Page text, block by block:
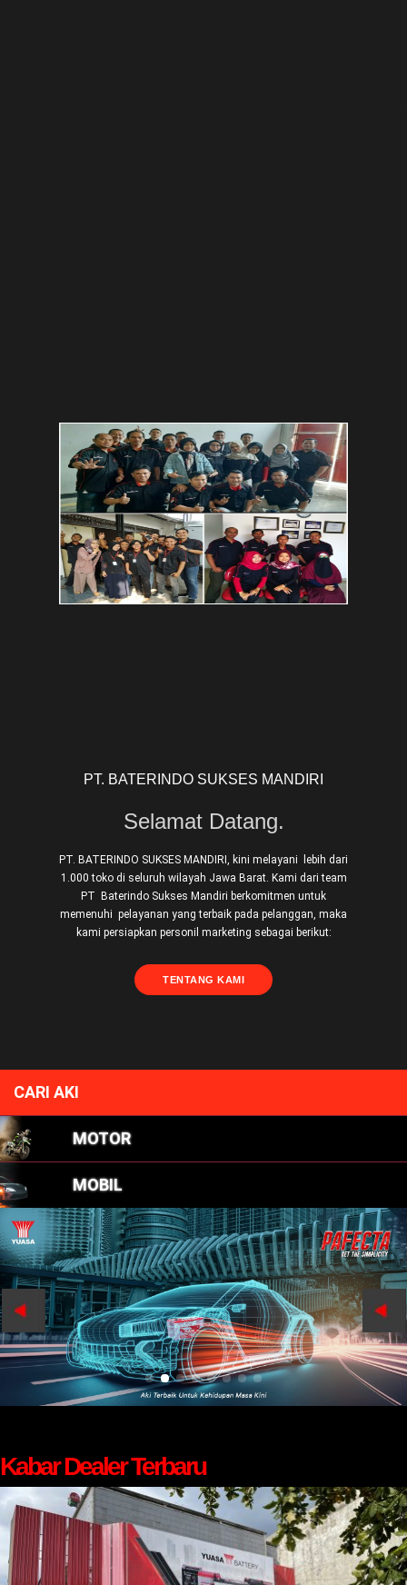
PT. BATERINDO SUKSES MANDIRI
Selamat Datang.
PT. BATERINDO SUKSES MANDIRI, kini melayani lebih dari
1.000 toko di seluruh wilayah Jawa Barat. Kami dari team
PT Baterindo Sukses Mandiri berkomitmen untuk
memenuhi pelayanan yang terbaik pada pelanggan, maka
kami persiapkan personil marketing sebagai berikut:
TENTANG KAMI
CARI AKI
MOTOR
MOBIL
Kabar Dealer Terbaru